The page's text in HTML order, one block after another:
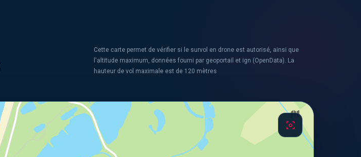
Cette carte permet de vérifier si le survol en drone est autorisé, ainsi que
l'altitude maximum, données fourni par geoportail et ign (OpenData). La
hauteur de vol maximale est de 120 mètres